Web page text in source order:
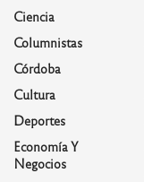
Ciencia
Columnistas
Córdoba
Cultura
Deportes
Economía Y
Negocios